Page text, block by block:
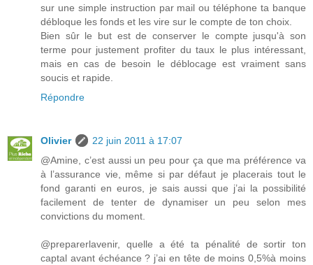
sur une simple instruction par mail ou téléphone ta banque
débloque les fonds et les vire sur le compte de ton choix.
Bien sûr le but est de conserver le compte jusqu'à son
terme pour justement profiter du taux le plus intéressant,
mais en cas de besoin le déblocage est vraiment sans
soucis et rapide.
Répondre
Olivier
22 juin 2011 à 17:07
@Amine, c’est aussi un peu pour ça que ma préférence va
à l’assurance vie, même si par défaut je placerais tout le
fond garanti en euros, je sais aussi que j’ai la possibilité
facilement de tenter de dynamiser un peu selon mes
convictions du moment.
@preparerlavenir, quelle a été ta pénalité de sortir ton
captal avant échéance ? j’ai en tête de moins 0,5%à moins